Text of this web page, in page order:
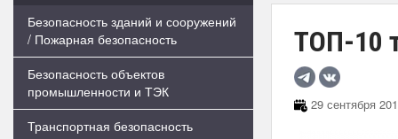
Безопасность зданий и сооружений
/ Пожарная безопасность
Безопасность объектов
промышленности и ТЭК
Транспортная безопасность
ТОП-10
29 сентября